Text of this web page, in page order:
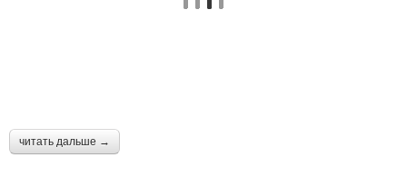
читать дальше →